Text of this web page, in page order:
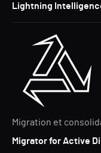
Lightning
Migration et
Migrator for Active